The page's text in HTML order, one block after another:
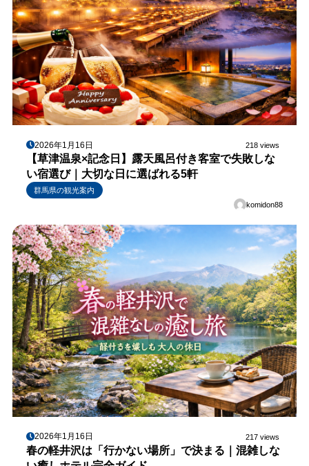
2026年1月16日 218 views
【草津温泉×記念日】露天風呂付き客室で失敗しな
い宿選び｜大切な日に選ばれる5軒
群馬県の観光案内
komidon88
2026年1月16日 217 views
春の軽井沢は「行かない場所」で決まる｜混雑しな